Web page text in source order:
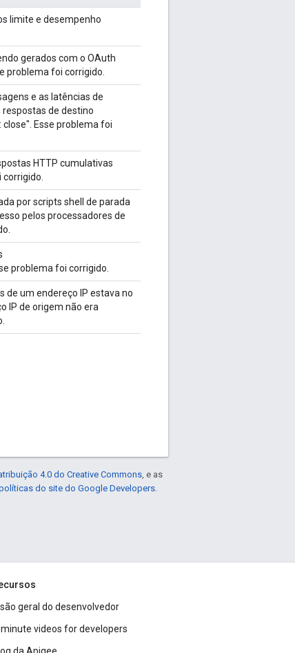
limite e desempenho
gerados com o OAuth
problema foi corrigido.
e as latências de
de destino
Esse problema foi
HTTP cumulativas
por scripts shell de parada
pelos processadores de
problema foi corrigido.
de um endereço IP estava no
IP de origem não era
4.0 do Creative Commons, e as
do site do Google Developers.
geral do desenvolvedor
videos for developers